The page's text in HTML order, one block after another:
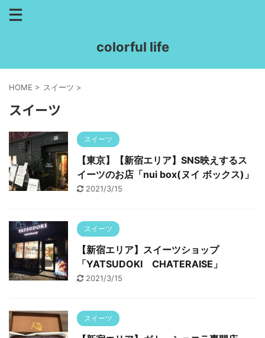
colorful life
HOME > スイーツ >
スイーツ
スイーツ
【東京】【新宿エリア】SNS映えするス
イーツのお店「nui box(ヌイ ボックス)」
2021/3/15
スイーツ
【新宿エリア】スイーツショップ
「YATSUDOKI CHATERAISE」
2021/3/15
スイーツ